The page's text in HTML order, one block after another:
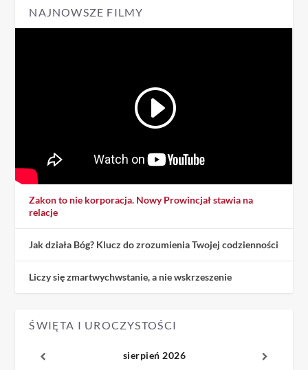
NAJNOWSZE FILMY
Zakon to nie korporacja. Nowy Prowincjał stawia na
relacje
Jak działa Bóg? Klucz do zrozumienia Twojej codzienności
Liczy się zmartwychwstanie, a nie wskrzeszenie
ŚWIĘTA I UROCZYSTOŚCI
sierpień 2026